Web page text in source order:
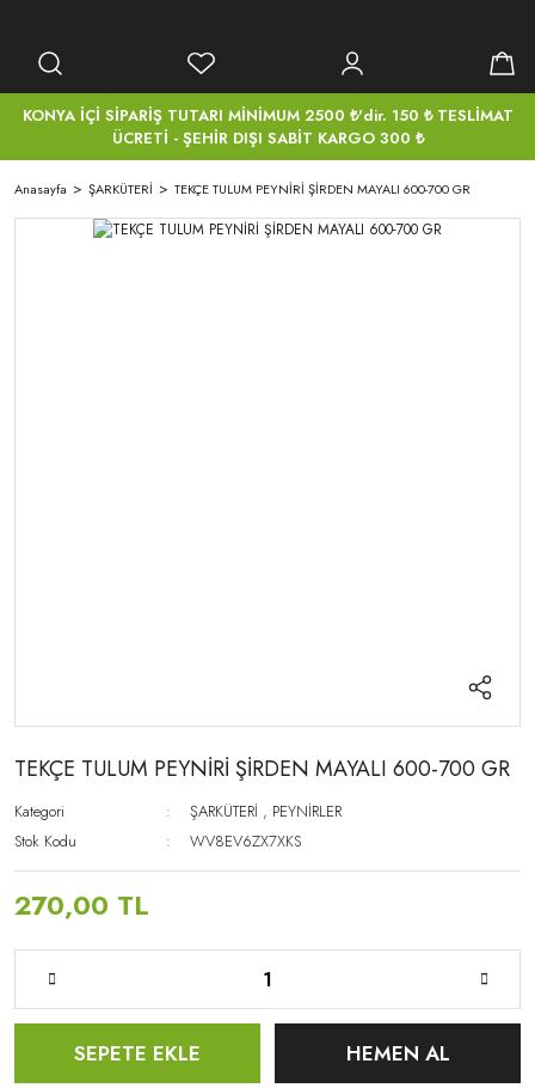
KONYA İÇİ SİPARİŞ TUTARI MİNİMUM 2500 ₺'dir. 150 ₺ TESLİMAT
ÜCRETİ - ŞEHİR DIŞI SABİT KARGO 300 ₺
Anasayfa ŞARKÜTERİ TEKÇE TULUM PEYNİRİ ŞİRDEN MAYALI 600-700 GR
TEKÇE TULUM PEYNİRİ ŞİRDEN MAYALI 600-700 GR
Kategori ŞARKÜTERİ , PEYNİRLER
Stok Kodu
WV8EV6ZX7XKS
270,00 TL
SEPETE EKLE HEMEN AL